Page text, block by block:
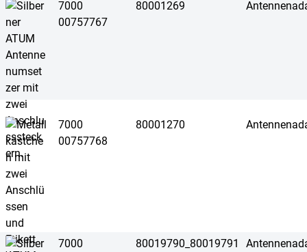
7000
00757767
80001269
7000
00757768
80001270
7000
80019790_80019791